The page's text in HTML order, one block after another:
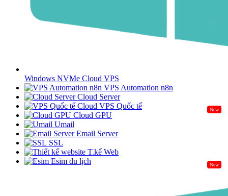
Windows NVMe Cloud VPS
VPS Automation n8n
Cloud Server
Cloud VPS Quốc tế
New
Cloud GPU
Umail
Email Server
SSL
T.kế Web
Esim du lịch
New